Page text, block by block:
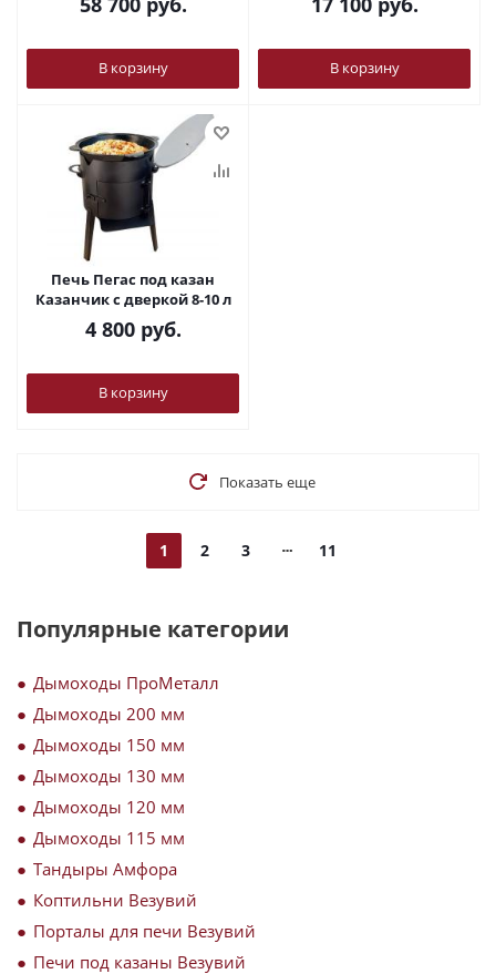
В корзину В корзину
Печь Пегас под казан
Казанчик с дверкой 8-10 л
4 800руб.
В корзину
Показать еще
1 2 3 11
Популярные категории
Дымоходы ПроМеталл
Дымоходы 200 мм
Дымоходы 150 мм
Дымоходы 130 мм
Дымоходы 120 мм
Дымоходы 115 мм
Тандыры Амфора
Коптильни Везувий
Порталы для печи Везувий
Печи под казаны Везувий